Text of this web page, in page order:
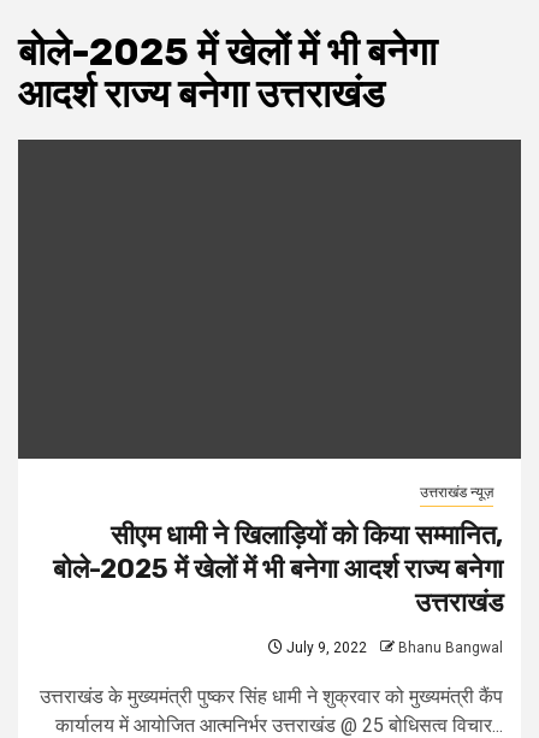
बोले-2025 में खेलों में भी बनेगा
आदर्श राज्य बनेगा उत्तराखंड
उत्तराखंड न्यूज़
सीएम धामी ने खिलाड़ियों को किया सम्मानित,
बोले-2025 में खेलों में भी बनेगा आदर्श राज्य बनेगा
उत्तराखंड
July 9, 2022 Bhanu Bangwal
उत्तराखंड के मुख्यमंत्री पुष्कर सिंह धामी ने शुक्रवार को मुख्यमंत्री कैंप
कार्यालय में आयोजित आत्मनिर्भर उत्तराखंड @ 25 बोधिसत्व विचार...